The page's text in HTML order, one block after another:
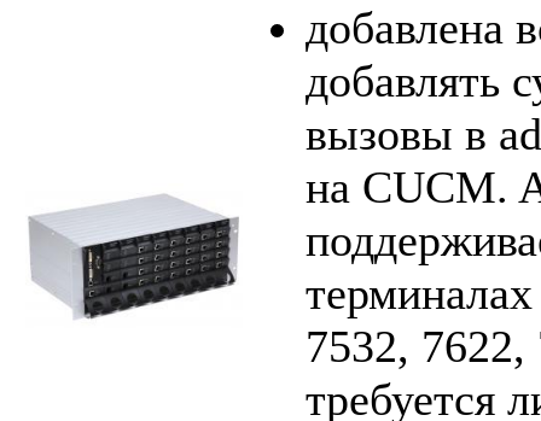
добавлена
добавлять
вызовы в
на CUCM.
7532,
требуется